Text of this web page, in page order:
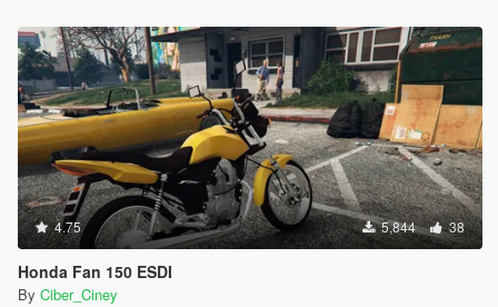
4.75 5,844 38
Honda Fan 150 ESDI
By Ciber_Ciney